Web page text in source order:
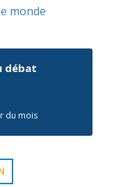
monde
débat
du mois